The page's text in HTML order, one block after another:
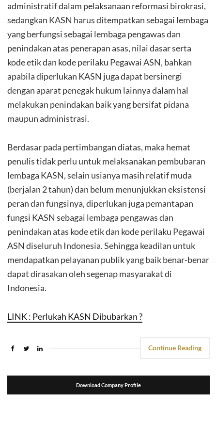
administratif dalam pelaksanaan reformasi birokrasi,
sedangkan KASN harus ditempatkan sebagai lembaga
yang berfungsi sebagai lembaga pengawas dan
penindakan atas penerapan asas, nilai dasar serta
kode etik dan kode perilaku Pegawai ASN, bahkan
apabila diperlukan KASN juga dapat bersinergi
dengan aparat penegak hukum lainnya dalam hal
melakukan penindakan baik yang bersifat pidana
maupun administrasi.
Berdasar pada pertimbangan diatas, maka hemat
penulis tidak perlu untuk melaksanakan pembubaran
lembaga KASN, selain usianya masih relatif muda
(berjalan 2 tahun) dan belum menunjukkan eksistensi
peran dan fungsinya, diperlukan juga pemantapan
fungsi KASN sebagai lembaga pengawas dan
penindakan atas kode etik dan kode perilaku Pegawai
ASN diseluruh Indonesia. Sehingga keadilan untuk
mendapatkan pelayanan publik yang baik benar-benar
dapat dirasakan oleh segenap masyarakat di
Indonesia.
LINK : Perlukah KASN Dibubarkan ?
Continue Reading
Download Company Profile